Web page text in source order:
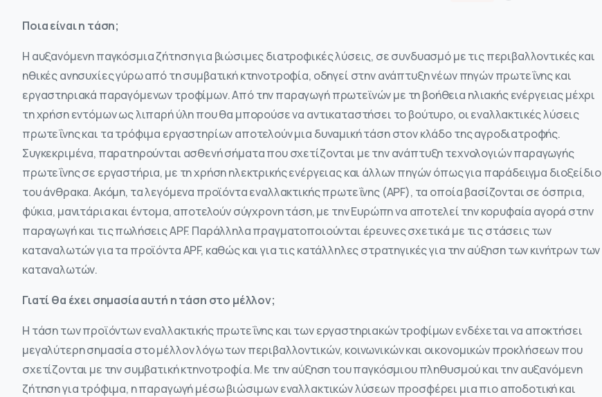
Ποια είναι η τάση;
Η αυξανόμενη παγκόσμια ζήτηση για βιώσιμες διατροφικές λύσεις, σε συνδυασμό με τις περιβαλλοντικές και
ηθικές ανησυχίες γύρω από τη συμβατική κτηνοτροφία, οδηγεί στην ανάπτυξη νέων πηγών πρωτεΐνης και
εργαστηριακά παραγόμενων τροφίμων. Από την παραγωγή πρωτεϊνών με τη βοήθεια ηλιακής ενέργειας μέχρι
τη χρήση εντόμων ως λιπαρή ύλη που θα μπορούσε να αντικαταστήσει το βούτυρο, οι εναλλακτικές λύσεις
πρωτεΐνης και τα τρόφιμα εργαστηρίων αποτελούν μια δυναμική τάση στον κλάδο της αγροδιατροφής.
Συγκεκριμένα, παρατηρούνται ασθενή σήματα που σχετίζονται με την ανάπτυξη τεχνολογιών παραγωγής
πρωτεΐνης σε εργαστήρια, με τη χρήση ηλεκτρικής ενέργειας και άλλων πηγών όπως για παράδειγμα διοξείδιο
του άνθρακα. Ακόμη, τα λεγόμενα προϊόντα εναλλακτικής πρωτεΐνης (APF), τα οποία βασίζονται σε όσπρια,
φύκια, μανιτάρια και έντομα, αποτελούν σύγχρονη τάση, με την Ευρώπη να αποτελεί την κορυφαία αγορά στην
παραγωγή και τις πωλήσεις APF. Παράλληλα πραγματοποιούνται έρευνες σχετικά με τις στάσεις των
καταναλωτών για τα προϊόντα APF, καθώς και για τις κατάλληλες στρατηγικές για την αύξηση των κινήτρων των
καταναλωτών.
Γιατί θα έχει σημασία αυτή η τάση στο μέλλον;
Η τάση των προϊόντων εναλλακτικής πρωτεΐνης και των εργαστηριακών τροφίμων ενδέχεται να αποκτήσει
μεγαλύτερη σημασία στο μέλλον λόγω των περιβαλλοντικών, κοινωνικών και οικονομικών προκλήσεων που
σχετίζονται με την συμβατική κτηνοτροφία. Με την αύξηση του παγκόσμιου πληθυσμού και την αυξανόμενη
ζήτηση για τρόφιμα, η παραγωγή μέσω βιώσιμων εναλλακτικών λύσεων προσφέρει μια πιο αποδοτική και